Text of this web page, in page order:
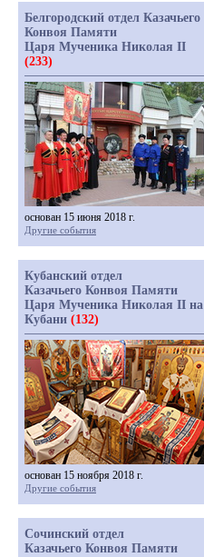
Белгородский отдел Казачьего
Конвоя Памяти
Царя Мученика Николая II
(233)
основан 15 июня 2018 г.
Другие события
Кубанский отдел
Казачьего Конвоя Памяти
Царя Мученика Николая II на
Кубани (132)
основан 15 ноября 2018 г.
Другие события
Сочинский отдел
Казачьего Конвоя Памяти